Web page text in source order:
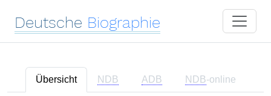
Deutsche Biographie
Übersicht NDB ADB NDB-online